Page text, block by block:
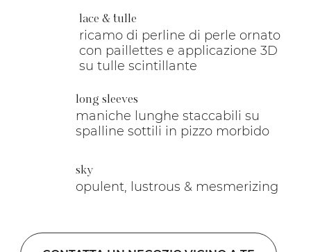
lace & tulle
ricamo di perline di perle ornato
con paillettes e applicazione 3D
su tulle scintillante
long sleeves
maniche lunghe staccabili su
spalline sottili in pizzo morbido
sky
opulent, lustrous & mesmerizing